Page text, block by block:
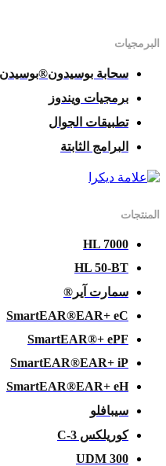
البرمجيات
سحابة بوسيدون®بوسيدن
برمجيات ويندوز
تطبيقات الجوال
البرامج الثابتة
المنتجات
HL 7000
HL 50-BT
سمارت آير®
SmartEAR®EAR+ eC
SmartEAR®+ ePF
SmartEAR®EAR+ iP
SmartEAR®EAR+ eH
سيبافلو
كوريلكس C-3
UDM 300